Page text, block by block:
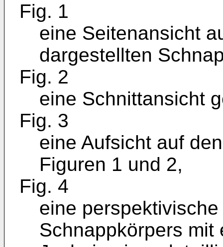
Fig. 1
eine Seitenansicht
dargestellten
Fig. 2
eine Schnittansicht
Fig. 3
eine Aufsicht auf
Figuren 1 und 2,
Fig. 4
eine
Schnappkörpers